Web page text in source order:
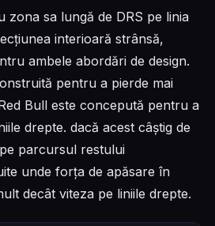
zona sa lungă de DRS pe linia
interioară strânsă,
ambele abordări de design.
pentru a pierde mai
Bull este concepută pentru a
drepte. dacă acest câștig de
parcursul restului
unde forța de apăsare în
decât viteza pe liniile drepte.